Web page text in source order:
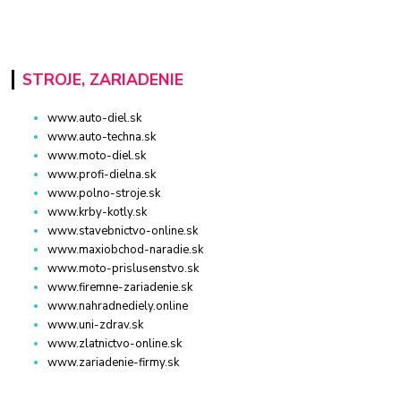
STROJE, ZARIADENIE
www.auto-diel.sk
www.auto-techna.sk
www.moto-diel.sk
www.profi-dielna.sk
www.polno-stroje.sk
www.krby-kotly.sk
www.stavebnictvo-online.sk
www.maxiobchod-naradie.sk
www.moto-prislusenstvo.sk
www.firemne-zariadenie.sk
www.nahradnediely.online
www.uni-zdrav.sk
www.zlatnictvo-online.sk
www.zariadenie-firmy.sk